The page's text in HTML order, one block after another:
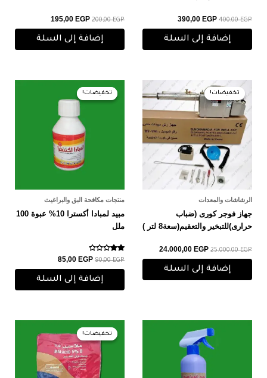
400,00EGP
390,00 EGP
إضافة إلى السلة
200,00EGP
195,00 EGP
إضافة إلى السلة
تخفيضات!
تخفيضات!
الرشاشات والمعدات
جهاز فوجر كورى (ضباب
حرارى)للتبخير والتعقيم(سعة8 لتر )
25.000,00EGP
السعر
الأصلي
هو:
25.000,00 EGP.
24.000,00 EGP
السعر
هو:
24.000,00 EGP.
إضافة إلى السلة
تخفيضات!
تخفيضات!
منتجات مكافحة البق والبراغيث
مبيد لمبادا أكسترا 10% عبوة 100
ملل
تم
2.00
90,00EGP
السعر
الأصلي
هو:
90,00 EGP.
85,00 EGP
السعر
85,00 EGP.
إضافة إلى السلة
تخفيضات!
تخفيضات!
السعر
الأصلي
هو:
60,00 EGP.
السعر
هو:
55,00 EGP.